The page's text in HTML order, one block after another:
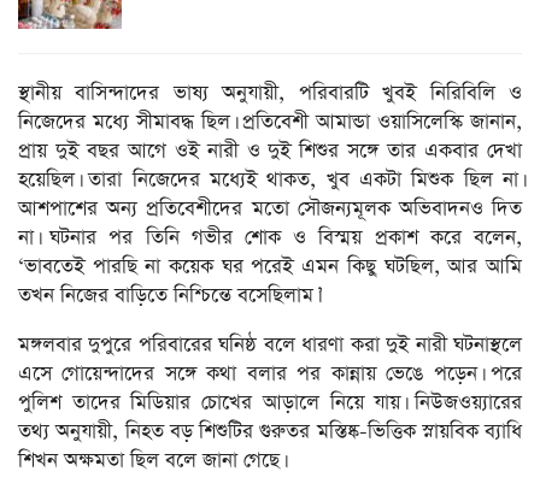
স্থানীয় বাসিন্দাদের ভাষ্য অনুযায়ী, পরিবারটি খুবই নিরিবিলি ও
নিজেদের মধ্যে সীমাবদ্ধ ছিল। প্রতিবেশী আমান্ডা ওয়াসিলেস্কি জানান,
প্রায় দুই বছর আগে ওই নারী ও দুই শিশুর সঙ্গে তার একবার দেখা
হয়েছিল। তারা নিজেদের মধ্যেই থাকত, খুব একটা মিশুক ছিল না।
আশপাশের অন্য প্রতিবেশীদের মতো সৌজন্যমূলক অভিবাদনও দিত
না। ঘটনার পর তিনি গভীর শোক ও বিস্ময় প্রকাশ করে বলেন,
‘ভাবতেই পারছি না কয়েক ঘর পরেই এমন কিছু ঘটছিল, আর আমি
তখন নিজের বাড়িতে নিশ্চিন্তে বসেছিলাম।’
মঙ্গলবার দুপুরে পরিবারের ঘনিষ্ঠ বলে ধারণা করা দুই নারী ঘটনাস্থলে
এসে গোয়েন্দাদের সঙ্গে কথা বলার পর কান্নায় ভেঙে পড়েন। পরে
পুলিশ তাদের মিডিয়ার চোখের আড়ালে নিয়ে যায়। নিউজওয়্যারের
তথ্য অনুযায়ী, নিহত বড় শিশুটির গুরুতর মস্তিষ্ক-ভিত্তিক স্নায়বিক ব্যাধি
শিখন অক্ষমতা ছিল বলে জানা গেছে।